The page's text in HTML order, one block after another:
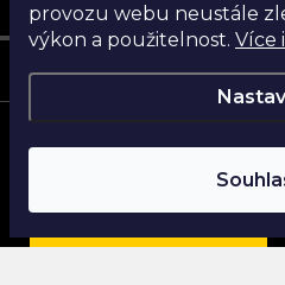
provozu webu neustále
výkon a použitelnost. Více
Instagram
Copyright 2026Nanita.cz.
Najdi si parfém